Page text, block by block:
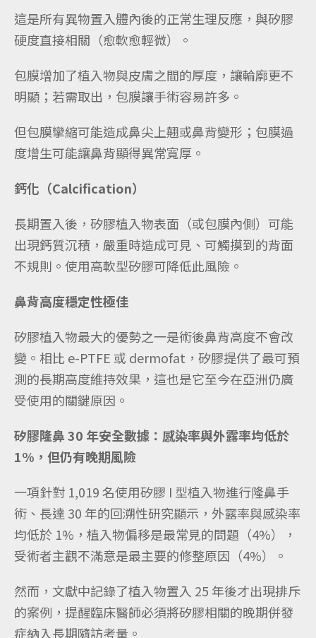
這是所有異物置入體內後的正常生理反應，與矽膠
硬度直接相關（愈軟愈輕微）。
包膜增加了植入物與皮膚之間的厚度，讓輪廓更不
明顯；若需取出，包膜讓手術容易許多。
但包膜攣縮可能造成鼻尖上翹或鼻背變形；包膜過
度增生可能讓鼻背顯得異常寬厚。
鈣化（Calcification）
長期置入後，矽膠植入物表面（或包膜內側）可能
出現鈣質沉積，嚴重時造成可見、可觸摸到的背面
不規則。使用高軟型矽膠可降低此風險。
鼻背高度穩定性極佳
矽膠植入物最大的優勢之一是術後鼻背高度不會改
變。相比 e-PTFE 或 dermofat，矽膠提供了最可預
測的長期高度維持效果，這也是它至今在亞洲仍廣
受使用的關鍵原因。
矽膠隆鼻 30 年安全數據：感染率與外露率均低於
1%，但仍有晚期風險
一項針對 1,019 名使用矽膠 I 型植入物進行隆鼻手
術、長達 30 年的回溯性研究顯示，外露率與感染率
均低於 1%，植入物偏移是最常見的問題（4%），
受術者主觀不滿意是最主要的修整原因（4%）。
然而，文獻中記錄了植入物置入 25 年後才出現排斥
的案例，提醒臨床醫師必須將矽膠相關的晚期併發
症納入長期隨訪考量。